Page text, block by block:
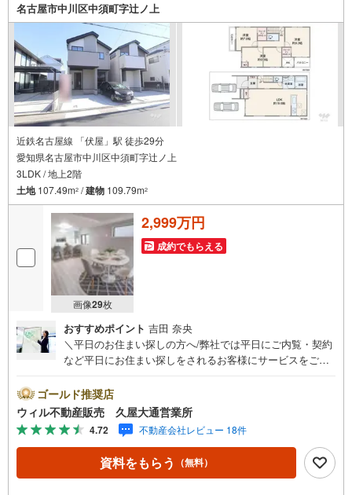
フォームに関することなど、お住まいに関するどんなこと
でもお気軽にご相談ください。
名古屋市中川区中須町字辻ノ上
近鉄名古屋線 「伏屋」駅 徒歩29分
愛知県名古屋市中川区中須町字辻ノ上
3LDK / 地上2階
土地107.49m2 /建物 109.79m2
画像29枚
2,999万円
成約でもらえる
おすすめポイント 吉田 奈央
＼平日のお住まい探しの方へ/弊社では平日にご内覧・契約
など平日にお住まい探しをされるお客様にサービスをご用
時まで”毎日”営業しています。事前にご予約頂きましたら営
業時間外でのご内覧もご対応いたします。＼本物件の他に
も気になる物件がある方へ/不動産業者間で不動産情報が共
有されているので、名古屋市全域や、その他隣接エリアで
もご内覧が可能です！ 【ウィル不動産販売 久屋大通営業
所】◎地下鉄東山線「栄」駅7A出口から徒歩1分、名城線
ゴールド推奨店
ウィル不動産販売 久屋大通営業所
4.72 不動産会社レビュー 18件
資料をもらう （無料）